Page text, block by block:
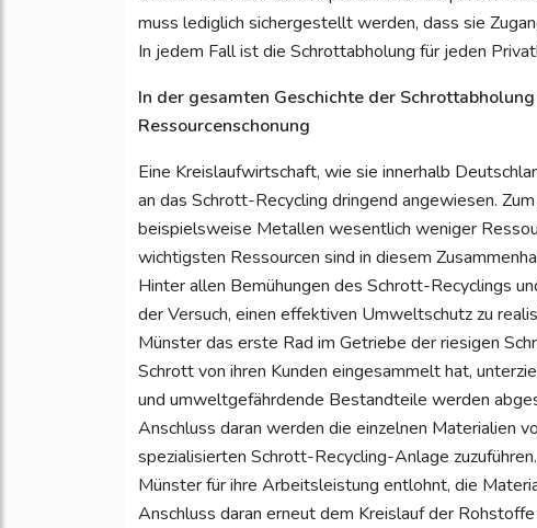
muss lediglich sichergestellt werden, dass sie
In jedem Fall ist die Schrottabholung für jeden
In der gesamten Geschichte der
Ressourcenschonung
Eine Kreislaufwirtschaft, wie sie innerhalb
an das Schrott-Recycling dringend angewiesen.
beispielsweise Metallen wesentlich weniger
wichtigsten Ressourcen sind in diesem
Hinter allen Bemühungen des Schrott-Recyclings
der Versuch, einen effektiven Umweltschutz zu
Münster das erste Rad im Getriebe der riesigen
Schrott von ihren Kunden eingesammelt hat,
und umweltgefährdende Bestandteile werden
Anschluss daran werden die einzelnen Materialien
spezialisierten Schrott-Recycling-Anlage
Münster für ihre Arbeitsleistung entlohnt, die
Anschluss daran erneut dem Kreislauf der